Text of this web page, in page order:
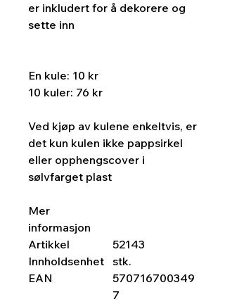
er inkludert for å dekorere og
sette inn
En kule: 10 kr
10 kuler: 76 kr
Ved kjøp av kulene enkeltvis, er
det kun kulen ikke pappsirkel
eller opphengscover i
sølvfarget plast
Mer
informasjon
Artikkel
52143
Innholdsenhet stk.
EAN
570716700349
7